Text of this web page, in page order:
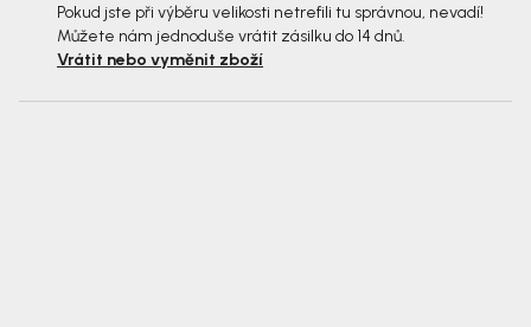
Pokud jste při výběru velikosti netrefili tu správnou, nevadí!
Můžete nám jednoduše vrátit zásilku do 14 dnů.
Vrátit nebo vyměnit zboží